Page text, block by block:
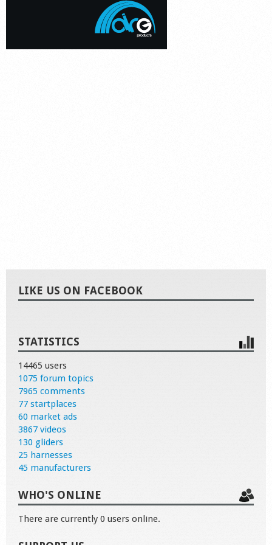
LIKE US ON FACEBOOK
STATISTICS
14465 users
1075 forum topics
7965 comments
77 startplaces
60 market ads
3867 videos
130 gliders
25 harnesses
45 manufacturers
WHO'S ONLINE
There are currently 0 users online.